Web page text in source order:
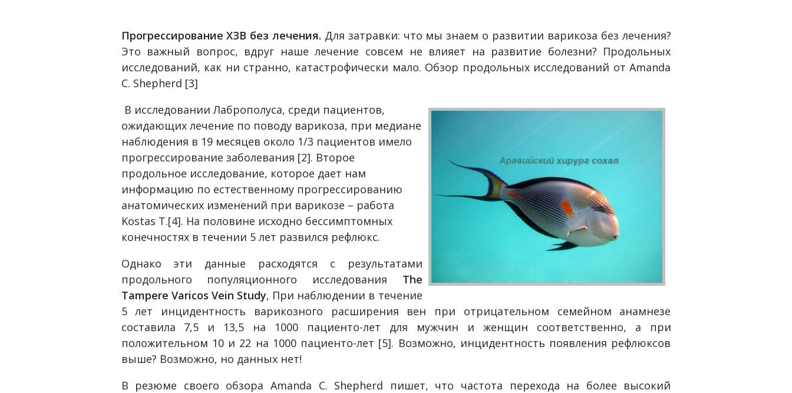
Прогрессирование ХЗВ без лечения. Для затравки: что мы знаем о развитии варикоза без лечения?
Это важный вопрос, вдруг наше лечение совсем не влияет на развитие болезни? Продольных
исследований, как ни странно, катастрофически мало. Обзор продольных исследований от Amanda
C. Shepherd [3]
В исследовании Лаброполуса, среди пациентов,
ожидающих лечение по поводу варикоза, при медиане
наблюдения в 19 месяцев около 1/3 пациентов имело
прогрессирование заболевания [2]. Второе
продольное исследование, которое дает нам
информацию по естественному прогрессированию
анатомических изменений при варикозе – работа
Kostas T.[4]. На половине исходно бессимптомных
конечностях в течении 5 лет развился рефлюкс.
Однако эти данные расходятся с результатами
продольного популяционного исследования The
Tampere Varicos Vein Study, При наблюдении в течение
5 лет инцидентность варикозного расширения вен при отрицательном семейном анамнезе
составила 7,5 и 13,5 на 1000 пациенто-лет для мужчин и женщин соответственно, а при
положительном 10 и 22 на 1000 пациенто-лет [5]. Возможно, инцидентность появления рефлюксов
выше? Возможно, но данных нет!
В резюме своего обзора Amanda C. Shepherd пишет, что частота перехода на более высокий